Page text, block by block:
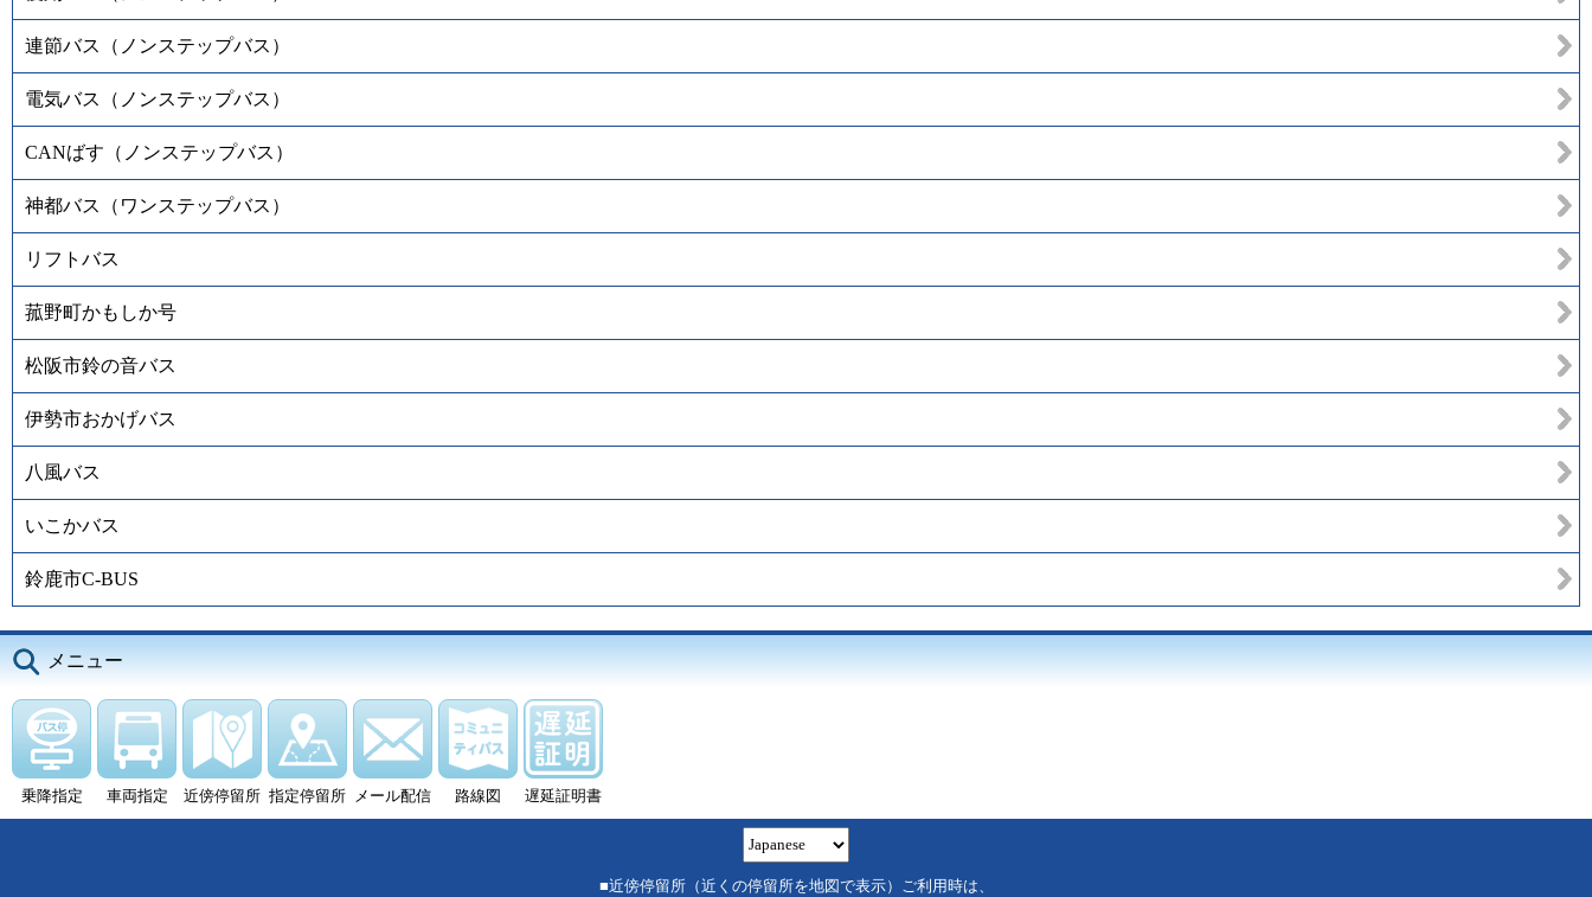
連節バス（ノンステップバス）
電気バス（ノンステップバス）
CANばす（ノンステップバス）
神都バス（ワンステップバス）
リフトバス
菰野町かもしか号
松阪市鈴の音バス
伊勢市おかげバス
八風バス
いこかバス
鈴鹿市C-BUS
メニュー
乗降指定 車両指定 近傍停留所 指定停留所 メール配信 路線図 遅延証明書
■近傍停留所（近くの停留所を地図で表示）ご利用時は、